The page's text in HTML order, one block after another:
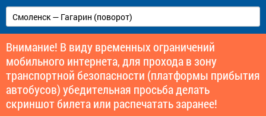
Внимание! В виду временных ограничений
мобильного интернета, для прохода в зону
транспортной безопасности (платформы прибытия
автобусов) убедительная просьба делать
скриншот билета или распечатать заранее!